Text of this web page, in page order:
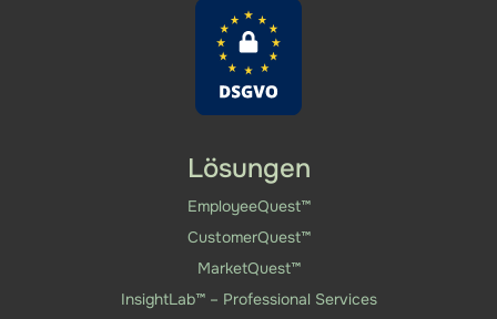
Lösungen
EmployeeQuest™
CustomerQuest™
MarketQuest™
InsightLab™ – Professional Services